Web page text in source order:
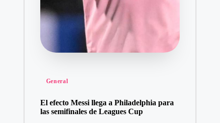
Publicado
General
El efecto Messi llega a Philadelphia para
las semifinales de Leagues Cup